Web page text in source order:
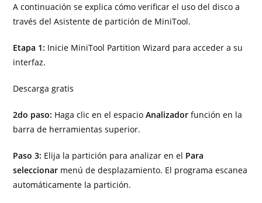
A continuación se explica cómo verificar el uso del disco a
través del Asistente de partición de MiniTool.
Etapa 1: Inicie MiniTool Partition Wizard para acceder a su
interfaz.
Descarga gratis
2do paso: Haga clic en el espacioAnalizador función en la
barra de herramientas superior.
Paso 3: Elija la partición para analizar en el Para
seleccionar menú de desplazamiento. El programa escanea
automáticamente la partición.